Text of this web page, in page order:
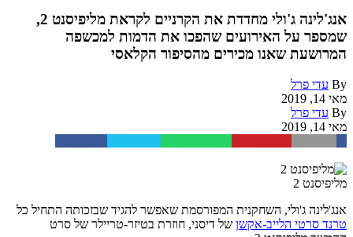
אנג'לינה ג'ולי מחדדת את הקרניים לקראת מליפיסנט 2,
שמספר על האירועים שהפכו את הדמות למכשפה
המרושעת שאנו מכירים מהסיפור הקלאסי
By עדי פרל
מאי 14, 2019
By עדי פרל
מאי 14, 2019
מליפיסנט 2
אנג'לינה ג'ולי, השחקנית המפורסמת שאפשר להגיד שבזכותה התחיל כל
טרנד סרטי הלייב-אקשן של דיסני, חוזרת בטיזר-טריילר של סרט